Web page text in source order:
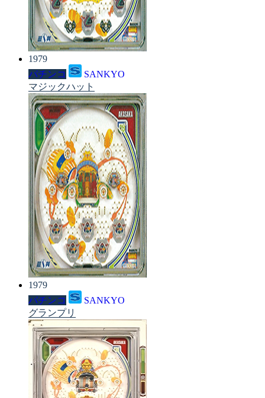
1979
パチンコ
SANKYO
マジックハット
1979
パチンコ
SANKYO
グランプリ